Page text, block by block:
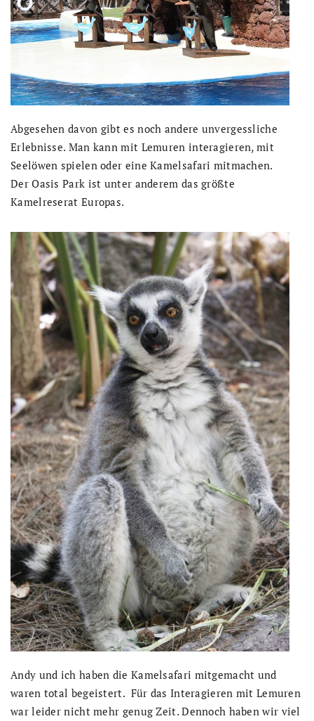
Abgesehen davon gibt es noch andere unvergessliche
Erlebnisse. Man kann mit Lemuren interagieren, mit
Seelöwen spielen oder eine Kamelsafari mitmachen.
Der Oasis Park ist unter anderem das größte
Kamelreserat Europas.
Andy und ich haben die Kamelsafari mitgemacht und
waren total begeistert. Für das Interagieren mit Lemuren
war leider nicht mehr genug Zeit. Dennoch haben wir viel